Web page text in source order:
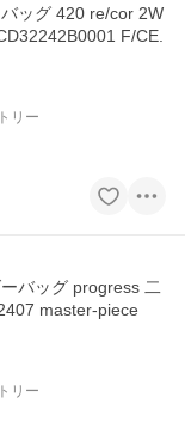
ッグ 420 re/cor 2W
F/CE.
リー
バッグ progress 二
master-piece
リー